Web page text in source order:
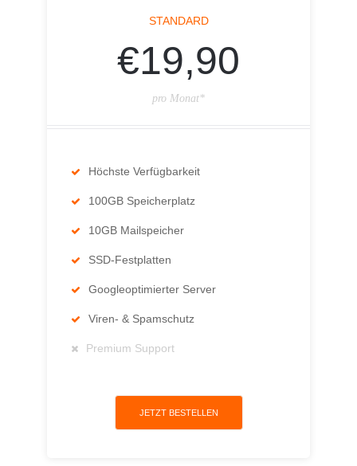
STANDARD
€19,90
pro Monat*
Höchste Verfügbarkeit
100GB Speicherplatz
10GB Mailspeicher
SSD-Festplatten
Googleoptimierter Server
Viren- & Spamschutz
Premium Support
JETZT BESTELLEN